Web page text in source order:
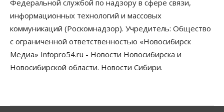
Министра транспорта Новосибирской области
будут согласовывать в Москве
05 Августа 2026, 18:30
Власть Город Общество
В мэрии Новосибирска объяснили ситуацию с
Бизнес Власть
Федеральной службой по надзору в сфере связи,
информационных технологий и массовых
коммуникаций (Роскомнадзор). Учредитель: Общество
с ограниченной ответственностью «Новосибирск
Медиа» Infopro54.ru - Новости Новосибирска и
Новосибирской области. Новости Сибири.